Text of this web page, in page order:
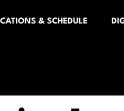
& SCHEDULE